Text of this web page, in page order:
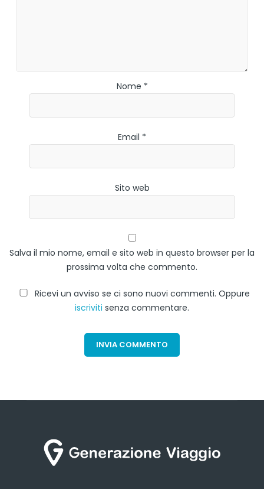
Nome *
Email *
Sito web
Salva il mio nome, email e sito web in questo browser per la
prossima volta che commento.
Ricevi un avviso se ci sono nuovi commenti. Oppure
iscriviti senza commentare.